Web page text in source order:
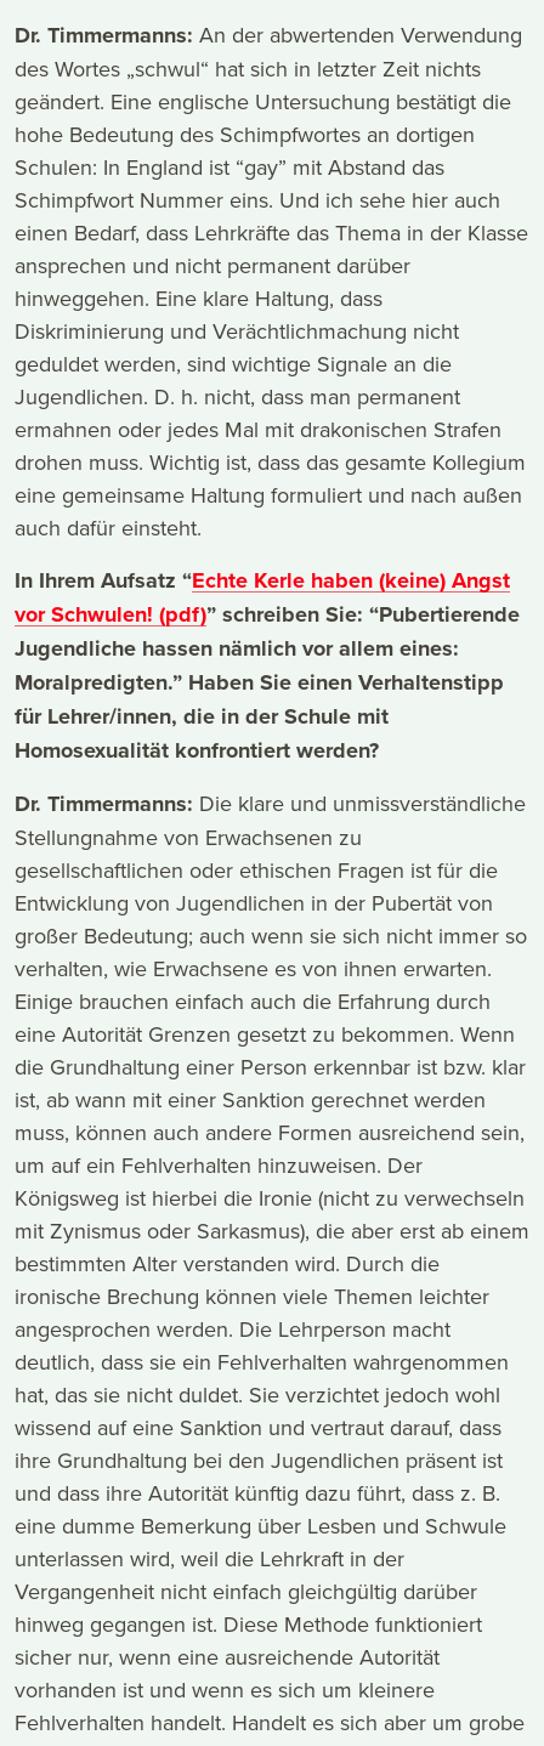
Dr. Timmermanns: An der abwertenden Verwendung
des Wortes „schwul“ hat sich in letzter Zeit nichts
geändert. Eine englische Untersuchung bestätigt die
hohe Bedeutung des Schimpfwortes an dortigen
Schulen: In England ist “gay” mit Abstand das
Schimpfwort Nummer eins. Und ich sehe hier auch
einen Bedarf, dass Lehrkräfte das Thema in der Klasse
ansprechen und nicht permanent darüber
hinweggehen. Eine klare Haltung, dass
Diskriminierung und Verächtlichmachung nicht
geduldet werden, sind wichtige Signale an die
Jugendlichen. D. h. nicht, dass man permanent
ermahnen oder jedes Mal mit drakonischen Strafen
drohen muss. Wichtig ist, dass das gesamte Kollegium
eine gemeinsame Haltung formuliert und nach außen
auch dafür einsteht.
In Ihrem Aufsatz “Echte Kerle haben (keine) Angst
vor Schwulen! (pdf)” schreiben Sie: “Pubertierende
Jugendliche hassen nämlich vor allem eines:
Moralpredigten.” Haben Sie einen Verhaltenstipp
für Lehrer/innen, die in der Schule mit
Homosexualität konfrontiert werden?
Dr. Timmermanns: Die klare und unmissverständliche
Stellungnahme von Erwachsenen zu
gesellschaftlichen oder ethischen Fragen ist für die
Entwicklung von Jugendlichen in der Pubertät von
großer Bedeutung; auch wenn sie sich nicht immer so
verhalten, wie Erwachsene es von ihnen erwarten.
Einige brauchen einfach auch die Erfahrung durch
eine Autorität Grenzen gesetzt zu bekommen. Wenn
die Grundhaltung einer Person erkennbar ist bzw. klar
ist, ab wann mit einer Sanktion gerechnet werden
muss, können auch andere Formen ausreichend sein,
um auf ein Fehlverhalten hinzuweisen. Der
Königsweg ist hierbei die Ironie (nicht zu verwechseln
mit Zynismus oder Sarkasmus), die aber erst ab einem
bestimmten Alter verstanden wird. Durch die
ironische Brechung können viele Themen leichter
angesprochen werden. Die Lehrperson macht
deutlich, dass sie ein Fehlverhalten wahrgenommen
hat, das sie nicht duldet. Sie verzichtet jedoch wohl
wissend auf eine Sanktion und vertraut darauf, dass
ihre Grundhaltung bei den Jugendlichen präsent ist
und dass ihre Autorität künftig dazu führt, dass z. B.
eine dumme Bemerkung über Lesben und Schwule
unterlassen wird, weil die Lehrkraft in der
Vergangenheit nicht einfach gleichgültig darüber
hinweg gegangen ist. Diese Methode funktioniert
sicher nur, wenn eine ausreichende Autorität
vorhanden ist und wenn es sich um kleinere
Fehlverhalten handelt. Handelt es sich aber um grobe